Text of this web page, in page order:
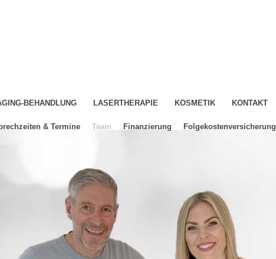
BEHANDLUNG LASERTHERAPIE KOSMETIK KONTAKT
& Termine Team Finanzierung Folgekostenversicherung